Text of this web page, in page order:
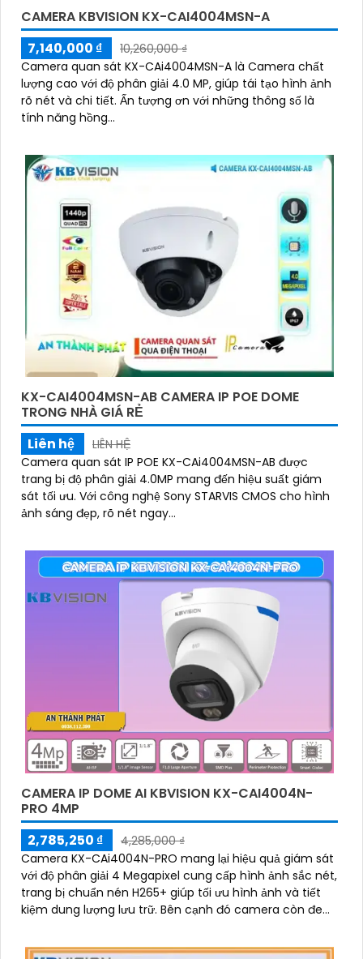
CAMERA KBVISION KX-CAI4004MSN-A
7,140,000 ₫
10,260,000 ₫
Camera quan sát KX-CAi4004MSN-A là Camera chất
lượng cao với độ phân giải 4.0 MP, giúp tái tạo hình ảnh
rõ nét và chi tiết. Ấn tượng ơn với những thông số là
tính năng hồng...
KX-CAI4004MSN-AB CAMERA IP POE DOME
TRONG NHÀ GIÁ RẺ
Liên hệ
LIÊN HỆ
Camera quan sát IP POE KX-CAi4004MSN-AB được
trang bị độ phân giải 4.0MP mang đến hiệu suất giám
sát tối ưu. Với công nghệ Sony STARVIS CMOS cho hình
ảnh sáng đẹp, rõ nét ngay...
CAMERA IP DOME AI KBVISION KX-CAI4004N-
PRO 4MP
2,785,250 ₫
4,285,000 ₫
Camera KX-CAi4004N-PRO mang lại hiệu quả giám sát
với độ phân giải 4 Megapixel cung cấp hình ảnh sắc nét,
trang bị chuẩn nén H265+ giúp tối ưu hình ảnh và tiết
kiệm dung lượng lưu trữ. Bên cạnh đó camera còn đem
xâm nhập, và phân biệt người/xe (SMD Plus) bảo vệ an